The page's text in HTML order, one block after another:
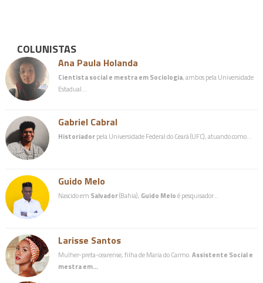
COLUNISTAS
Ana Paula Holanda
Cientista social e mestra em Sociologia, ambos pela Universidade
Estadual…
Gabriel Cabral
Historiadorpela Universidade Federal do Ceará (UFC), atuando como…
Guido Melo
Nascido em Salvador(Bahia), Guido Meloé pesquisador…
Larisse Santos
Mulher-preta-cearense, filha de Maria do Carmo.Assistente Social e
mestra em…